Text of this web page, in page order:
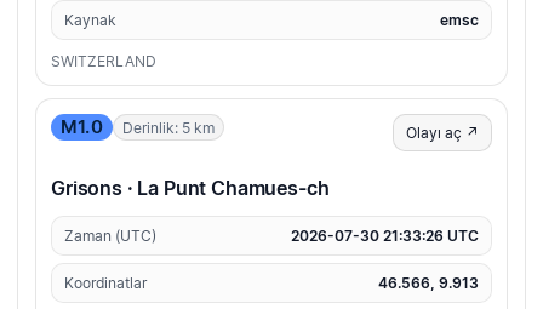
Kaynak emsc
SWITZERLAND
M1.0 Derinlik: 5 km Olayı aç ↗
Grisons · La Punt Chamues-ch
Zaman (UTC) 2026-07-30 21:33:26 UTC
Koordinatlar 46.566, 9.913